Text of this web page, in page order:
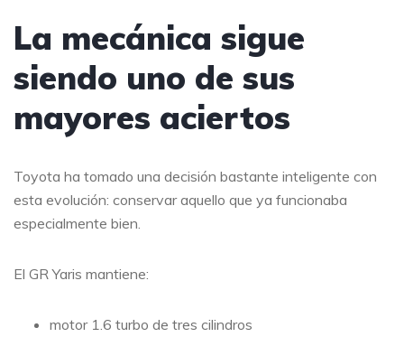
La mecánica sigue
siendo uno de sus
mayores aciertos
Toyota ha tomado una decisión bastante inteligente con
esta evolución: conservar aquello que ya funcionaba
especialmente bien.
El GR Yaris mantiene:
motor 1.6 turbo de tres cilindros